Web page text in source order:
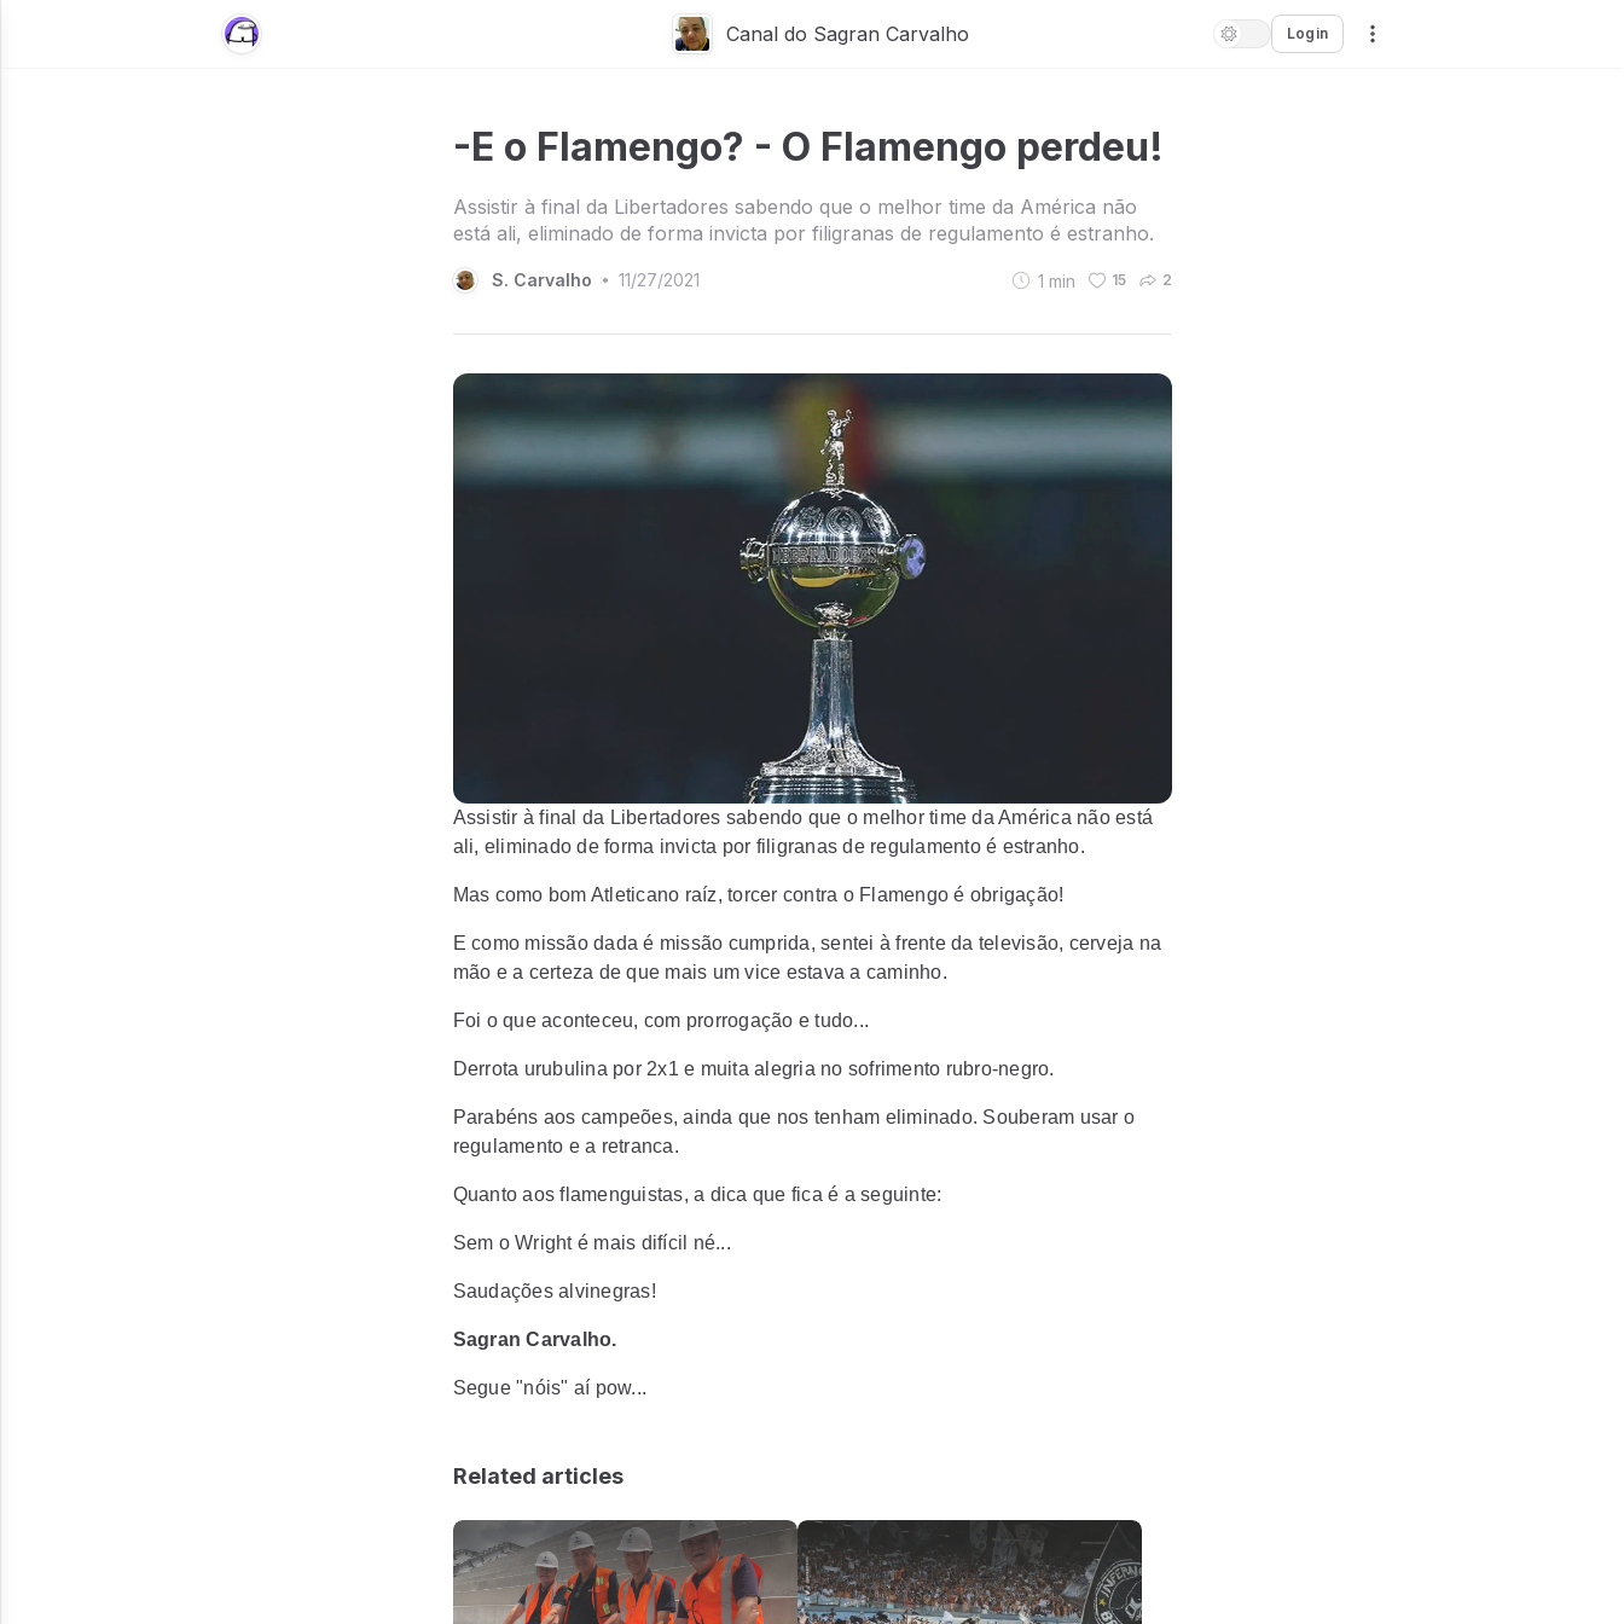
Canal do Sagran Carvalho Login
-E o Flamengo? - O Flamengo perdeu!
Assistir à final da Libertadores sabendo que o melhor time da América não
está ali, eliminado de forma invicta por filigranas de regulamento é estranho.
S. Carvalho • 11/27/2021 1 min 15 2
Assistir à final da Libertadores sabendo que o melhor time da América não está
ali, eliminado de forma invicta por filigranas de regulamento é estranho.
Mas como bom Atleticano raíz, torcer contra o Flamengo é obrigação!
E como missão dada é missão cumprida, sentei à frente da televisão, cerveja na
mão e a certeza de que mais um vice estava a caminho.
Foi o que aconteceu, com prorrogação e tudo...
Derrota urubulina por 2x1 e muita alegria no sofrimento rubro-negro.
Parabéns aos campeões, ainda que nos tenham eliminado. Souberam usar o
regulamento e a retranca.
Quanto aos flamenguistas, a dica que fica é a seguinte:
Sem o Wright é mais difícil né...
Saudações alvinegras!
Sagran Carvalho.
Segue "nóis" aí pow...
Related articles